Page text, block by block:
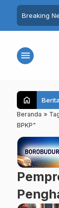
Breaking
menu
home
Beranda »
BPKP"